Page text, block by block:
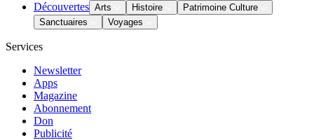
Découvertes Arts Histoire
Patrimoine Culture
Sanctuaires
Voyages
Services
Newsletter
Apps
Magazine
Abonnement
Don
Publicité